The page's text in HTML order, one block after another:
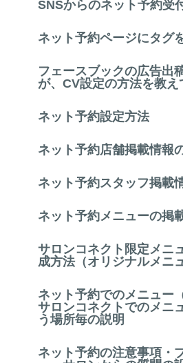
SNSからのネット予約受
ネット予約ページにタグ
フェースブックの広告出
が、CV設定の方法を教え
ネット予約設定方法
ネット予約店舗掲載情報
ネット予約スタッフ掲載
ネット予約メニューの掲
サロンコネクト限定メニ
成方法（オリジナルメニ
ネット予約でのメニュー
サロンコネクトでのメニ
う場所毎の説明
ネット予約の注意事項・